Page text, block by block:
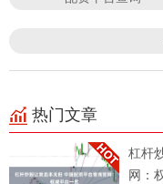
热门文章
杠杆
网：